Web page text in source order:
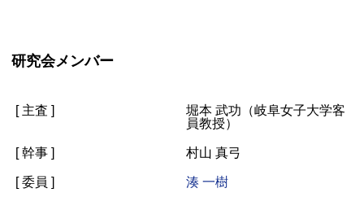
研究会メンバー
[ 主査 ]
堀本 武功（岐阜女子大学客
員教授）
[ 幹事 ] 村山 真弓
[ 委員 ] 湊 一樹